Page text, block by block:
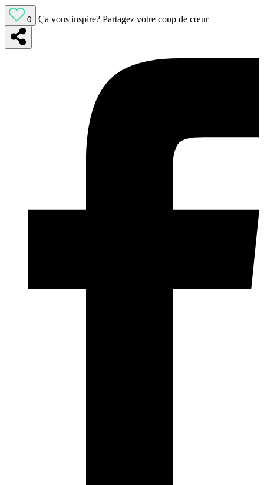
0 Ça vous inspire? Partagez votre coup de cœur